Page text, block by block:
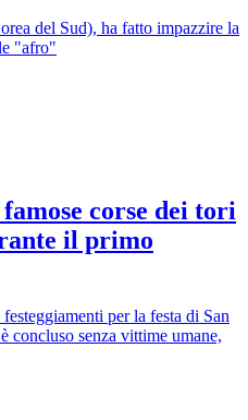
del Sud), ha fatto impazzire la
"afro"
corse dei tori
il primo
per la festa di San
concluso senza vittime umane,